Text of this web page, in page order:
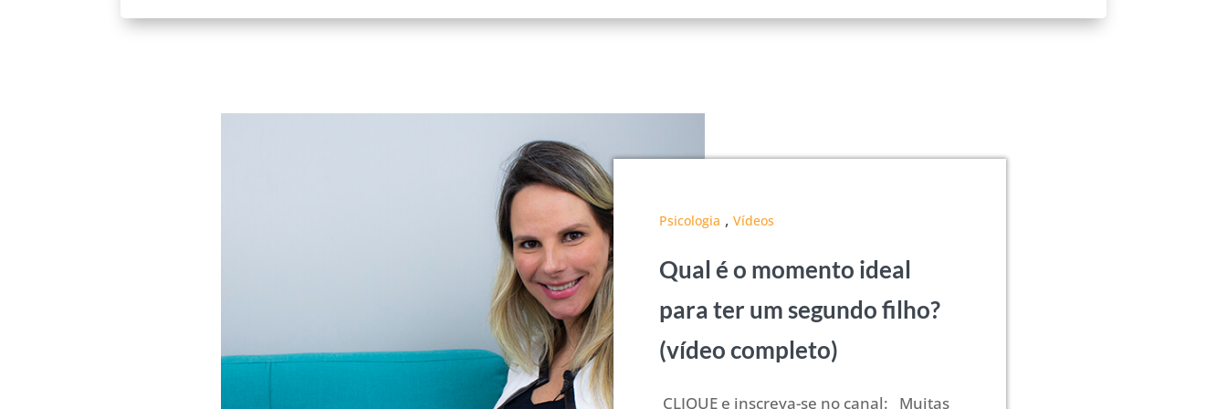
Psicologia , Vídeos
Qual é o momento ideal
para ter um segundo filho?
(vídeo completo)
CLIQUE e inscreva-se no canal: Muitas